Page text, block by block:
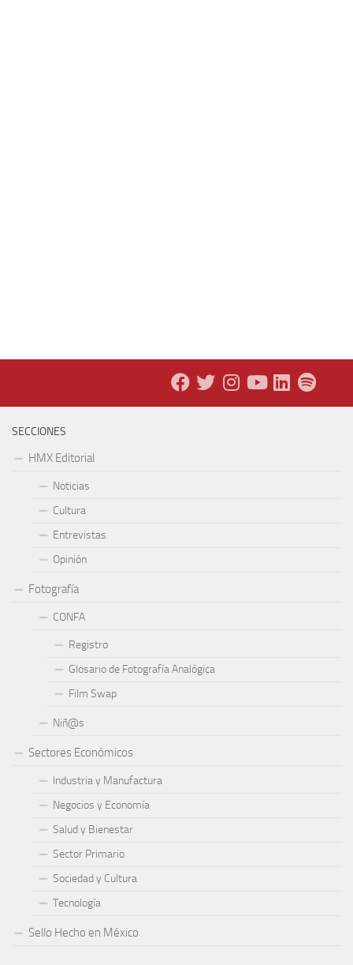
SECCIONES
HMX Editorial
Noticias
Cultura
Entrevistas
Opinión
Fotografía
CONFA
Registro
Glosario de Fotografía Analógica
Film Swap
Niñ@s
Sectores Económicos
Industria y Manufactura
Negocios y Economía
Salud y Bienestar
Sector Primario
Sociedad y Cultura
Tecnología
Sello Hecho en México